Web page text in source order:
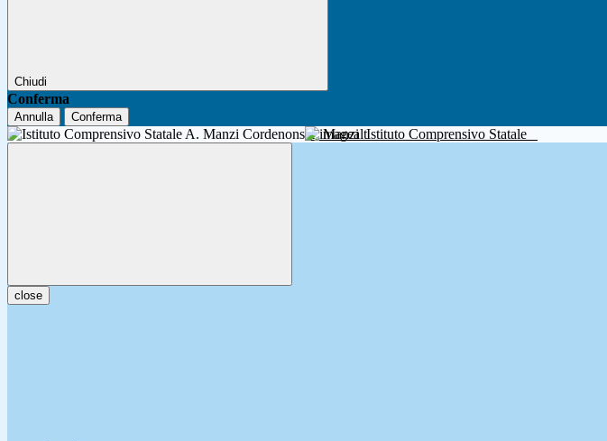
Chiudi
Conferma
Annulla Conferma
A. Manzi Istituto Comprensivo Statale
close